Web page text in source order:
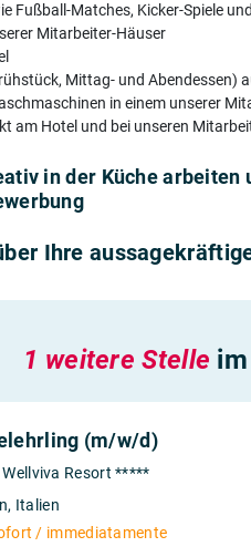
Fußball-Matches, Kicker-Spiele
Mitarbeiter-Häuser
Mittag- und Abendessen)
in einem unserer
am Hotel und bei unseren
in der Küche arbeiten
Ihre
1 weitere Stelle
(m/w/d)
Wellviva Resort *****
Italien
/ immediatamente